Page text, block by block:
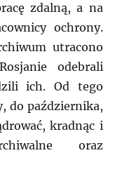
zdalną, a na
ochrony.
utracono
odebrali
ich. Od tego
do października,
kradnąc i
oraz